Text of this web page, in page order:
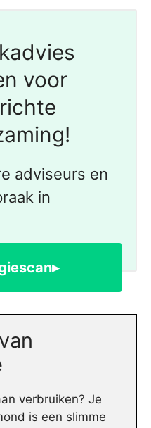
voor
adviseurs en
in
verbruiken? Je
is een slimme